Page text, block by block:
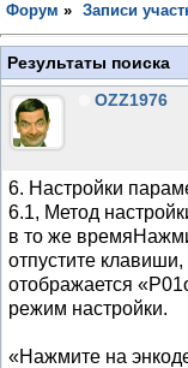
Форум » Записи
Результаты поиска
OZZ1976
6. Настройки
6.1, Метод
в то же
отпустите
отображается
режим настройки.
«Нажмите на